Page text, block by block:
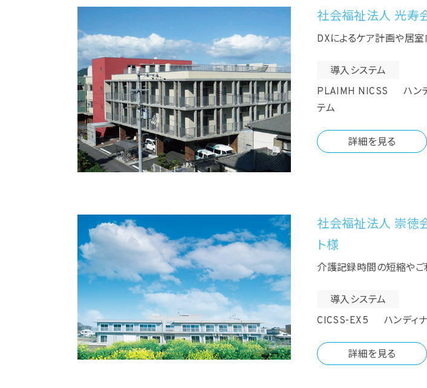
社会福祉法人 光寿
DXによるケア計画や居
導入システム
PLAIMH NICSS ハンデ
テム
詳細を見る
社会福祉法人 崇徳
ト様
介護記録時間の短縮やご
導入システム
CICSS-EX5 ハンディナ
詳細を見る